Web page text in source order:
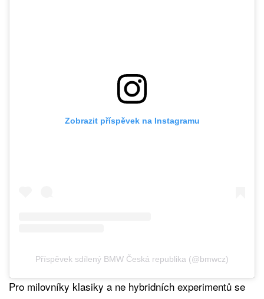
Zobrazit příspěvek na Instagramu
Příspěvek sdílený BMW Česká republika (@bmwcz)
Pro milovníky klasiky a ne hybridních experimentů se